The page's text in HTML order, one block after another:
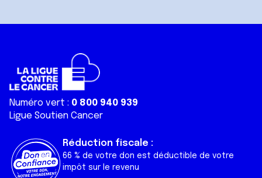
Numéro vert : 0 800 940 939
Ligue Soutien Cancer
Réduction fiscale :
66 % de votre don est déductible de votre
impôt sur le revenu